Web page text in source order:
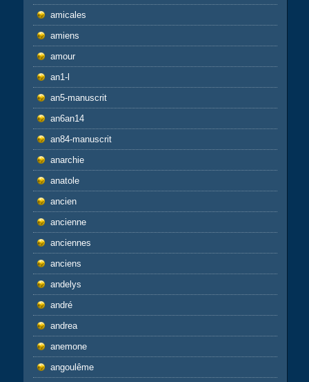
amicales
amiens
amour
an1-l
an5-manuscrit
an6an14
an84-manuscrit
anarchie
anatole
ancien
ancienne
anciennes
anciens
andelys
andré
andrea
anemone
angoulême